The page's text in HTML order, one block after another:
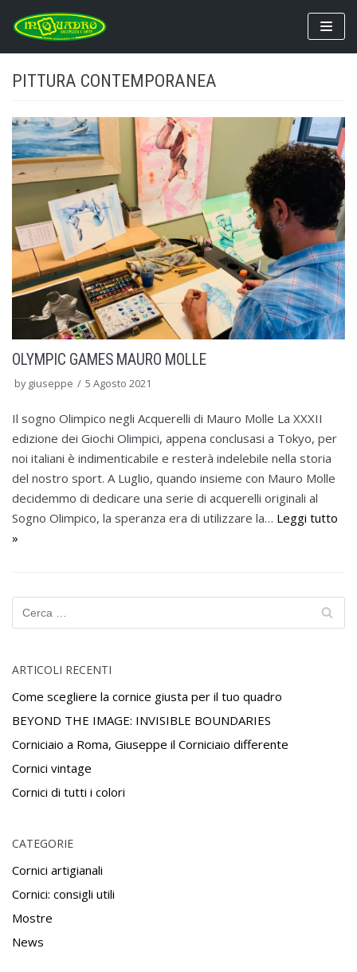
Vai
al
contenuto
PITTURA CONTEMPORANEA
OLYMPIC GAMES MAURO MOLLE
by giuseppe 5 Agosto 2021
Il sogno Olimpico negli Acquerelli di Mauro Molle La XXXII
edizione dei Giochi Olimpici, appena conclusasi a Tokyo, per
noi italiani è indimenticabile e resterà indelebile nella storia
del nostro sport. A Luglio, quando insieme con Mauro Molle
decidemmo di dedicare una serie di acquerelli originali al
Sogno Olimpico, la speranza era di utilizzare la… Leggi tutto
»
ARTICOLI RECENTI
Come scegliere la cornice giusta per il tuo quadro
BEYOND THE IMAGE: INVISIBLE BOUNDARIES
Corniciaio a Roma, Giuseppe il Corniciaio differente
Cornici vintage
Cornici di tutti i colori
CATEGORIE
Cornici artigianali
Cornici: consigli utili
Mostre
News